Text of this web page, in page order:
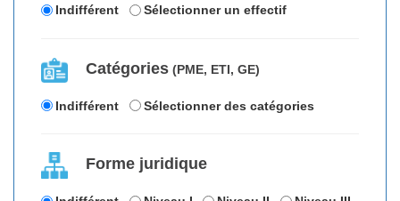
Indifférent Sélectionner un effectif
Catégories (PME, ETI, GE)
Indifférent Sélectionner des catégories
Forme juridique